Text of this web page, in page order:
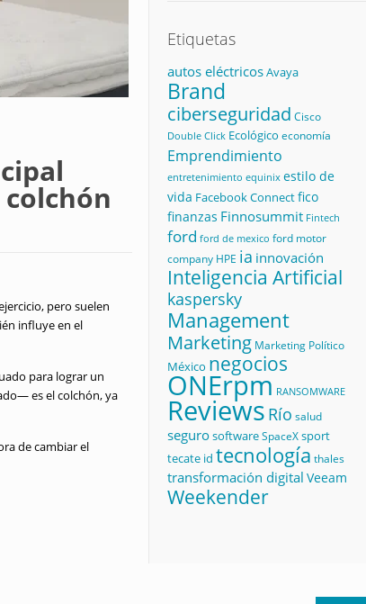
pero suelen
influye en el
para lograr un
es el colchón, ya
de cambiar el
Etiquetas
autos eléctricosAvaya
Brand
ciberseguridad Cisco
Double Click Ecológico economía
Emprendimiento
entretenimiento equinix estilo de
vida Facebook Connectfico
finanzas Finnosummit Fintech
ford ford de mexico ford motor
company HPE ia innovación
Inteligencia Artificial
kaspersky
Management
Marketing Marketing Político
México negocios
ONErpm RANSOMWARE
Reviews Río salud
segurosoftwareSpaceXsport
tecate id tecnología thales
transformación digital Veeam
Weekender